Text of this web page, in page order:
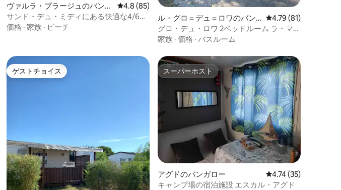
件、5つ星中4.8つ星の平均評価
ヴァルラ・プラージュのバンガ
ロー
レビュー85件、5つ星中4.8つ星の平均評価
4.8 (85)
サンド・デュ・ミディにある快適な4/6人
用モービルホーム
価格 · 家族 · ビーチ
ル・グロ＝デュ＝ロワのバン
ガロー
レビュー81件、5つ
4.79 (81)
グロ・デュ・ロワ 2ベッドルーム ラ・マリ
ーヌ 4つ星 エアコン完備
家族 · 価格 · バスルーム
、5つ星中4.86つ星の平均評価
ゲストチョイス
ゲストチョイス スーパーホスト
スーパーホスト
アグドのバンガロー レビュー35件、5つ
4.74 (35)
キャンプ場の宿泊施設 エスカル・アグド